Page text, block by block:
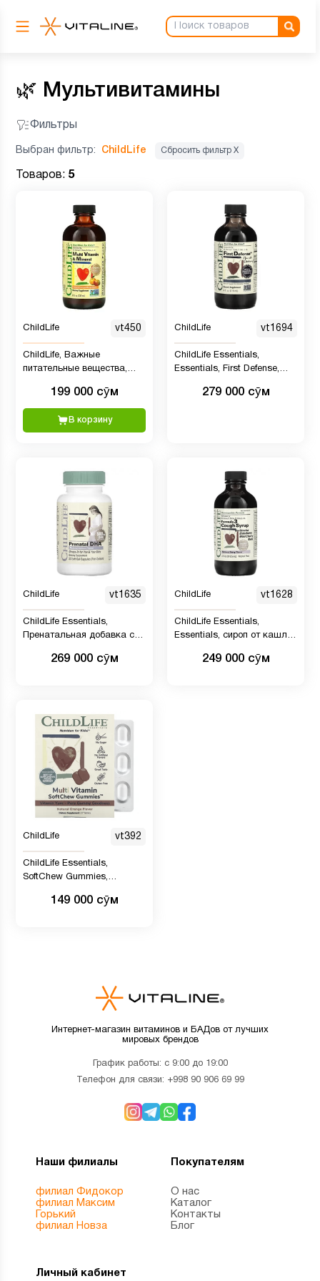
🌿 Мультивитамины
Фильтры
Выбран фильтр: ChildLife Сбросить фильтр Х
Товаров: 5
ChildLife vt450
ChildLife, Важные
питательные вещества,
минералы, вкус
натурального апельсина и
манго, 237 мл
199 000 сӯм
В корзину
ChildLife vt1694
ChildLife Essentials,
Essentials, First Defense,
иммунитета, 118 мл
279 000 сӯм
ChildLife vt1635
ChildLife Essentials,
Пренатальная добавка с
лемонный вкус, 500 мг, 30
269 000 сӯм
ChildLife vt1628
ChildLife Essentials,
Essentials, сироп от кашля,
натуральный ягодный вкус,
249 000 сӯм
ChildLife vt392
ChildLife Essentials,
SoftChew Gummies,
комплекс, со вкусом
149 000 сӯм
Интернет-магазин витаминов и БАДов от лучших
мировых брендов
График работы: с 9:00 до 19:00
Телефон для связи: +998 90 906 69 99
Наши филиалы
филиал Фидокор
филиал Максим
Горький
филиал Новза
Покупателям
О нас
Каталог
Контакты
Блог
Личный кабинет